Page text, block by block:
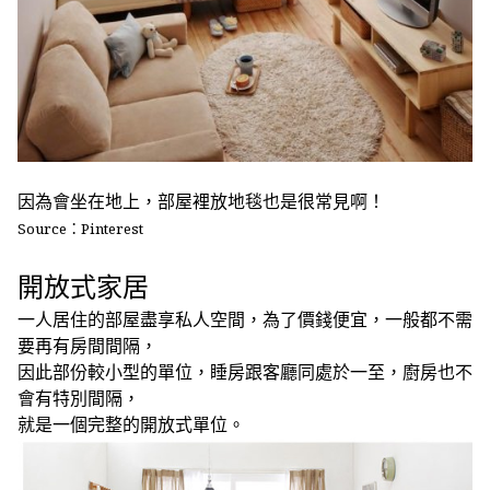
因為會坐在地上，部屋裡放地毯也是很常見啊！
Source：Pinterest
開放式家居
一人居住的部屋盡享私人空間，為了價錢便宜，一般都不需
要再有房間間隔，
因此部份較小型的單位，睡房跟客廳同處於一至，廚房也不
會有特別間隔，
就是一個完整的開放式單位。